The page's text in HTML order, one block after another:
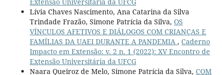
Lívia Chaves Nascimento, Ana Catarina da Silva
Trindade Frazão, Simone Patrícia da Silva, OS
VÍNCULOS AFETIVOS E DIÁLOGOS COM CRIANÇAS E
FAMÍLIAS DA UAEI DURANTE A PANDEMIA , Caderno
Impacto em Extensão: v. 2 n. 1 (2022): XV Encontro de
Extensão Universitária da UFCG
Naara Queiroz de Melo, Simone Patrícia da Silva, COM